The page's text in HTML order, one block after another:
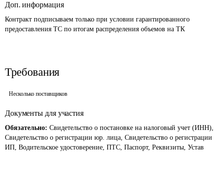
Доп. информация
Контракт подписываем только при условии гарантированного
предоставления ТС по итогам распределения объемов на ТК
Требования
Несколько поставщиков
Документы для участия
Обязательно: Свидетельство о постановке на налоговый учет (ИНН),
Свидетельство о регистрации юр. лица, Свидетельство о регистрации
ИП, Водительское удостоверение, ПТС, Паспорт, Реквизиты, Устав